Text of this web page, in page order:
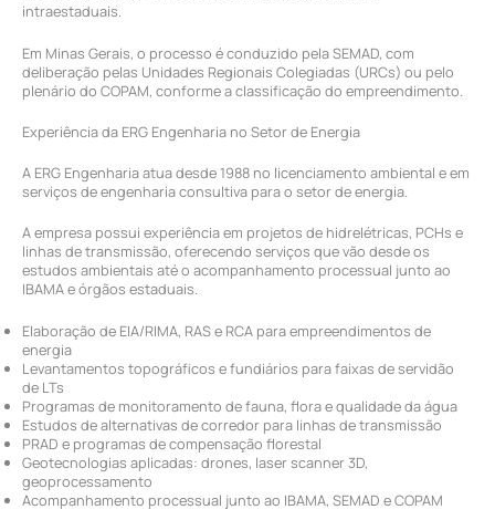
intraestaduais.
Em Minas Gerais, o processo é conduzido pela SEMAD, com
deliberação pelas Unidades Regionais Colegiadas (URCs) ou pelo
plenário do COPAM, conforme a classificação do empreendimento.
Experiência da ERG Engenharia no Setor de Energia
A ERG Engenharia atua desde 1988 no licenciamento ambiental e em
serviços de engenharia consultiva para o setor de energia.
A empresa possui experiência em projetos de hidrelétricas, PCHs e
linhas de transmissão, oferecendo serviços que vão desde os
estudos ambientais até o acompanhamento processual junto ao
IBAMA e órgãos estaduais.
Elaboração de EIA/RIMA, RAS e RCA para empreendimentos de
energia
Levantamentos topográficos e fundiários para faixas de servidão
de LTs
Programas de monitoramento de fauna, flora e qualidade da água
Estudos de alternativas de corredor para linhas de transmissão
PRAD e programas de compensação florestal
Geotecnologias aplicadas: drones, laser scanner 3D,
geoprocessamento
Acompanhamento processual junto ao IBAMA, SEMAD e COPAM